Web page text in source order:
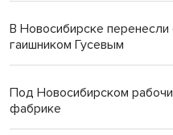
В Новосибирске
гаишником Гусевым
Под Новосибирском
фабрике